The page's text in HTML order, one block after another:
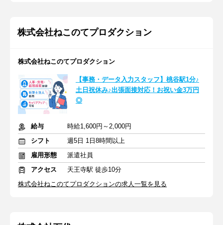
株式会社ねこのてプロダクション
株式会社ねこのてプロダクション
【事務・データ入力スタッフ】桃谷駅1分♪
土日祝休み♪出張面接対応！お祝い金3万円
◎
給与
時給1,600円～2,000円
シフト
週5日 1日8時間以上
雇用形態
派遣社員
アクセス
天王寺駅 徒歩10分
株式会社ねこのてプロダクションの求人一覧を見る